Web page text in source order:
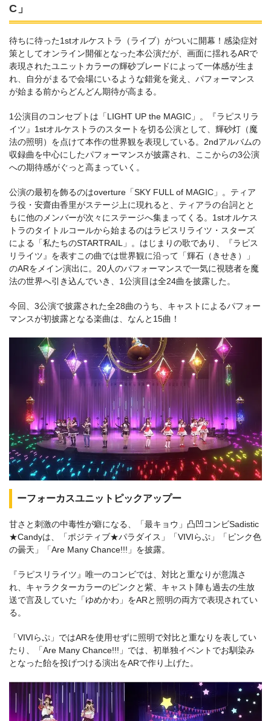
C」
待ちに待った1stオルケストラ（ライブ）がついに開幕！感染症対
策としてオンライン開催となった本公演だが、画面に揺れるARで
表現されたユニットカラーの輝砂ブレードによって一体感が生ま
れ、自分がまるで会場にいるような錯覚を覚え、パフォーマンス
が始まる前からどんどん期待が高まる。
1公演目のコンセプトは「LIGHT UP the MAGIC」。『ラピスリラ
イツ』1stオルケストラのスタートを切る公演として、輝砂灯（魔
法の照明）を点けて本作の世界観を表現している。2ndアルバムの
収録曲を中心にしたパフォーマンスが披露され、ここからの3公演
への期待感がぐっと高まっていく。
公演の最初を飾るのはoverture「SKY FULL of MAGIC」。ティア
ラ役・安齋由香里がステージ上に現れると、ティアラの台詞とと
もに他のメンバーが次々にステージへ集まってくる。1stオルケス
トラのタイトルコールから始まるのはラピスリライツ・スターズ
による「私たちのSTARTRAIL」。はじまりの歌であり、『ラピス
リライツ』を表すこの曲では世界観に沿って「輝石（きせき）」
のARをメイン演出に。20人のパフォーマンスで一気に視聴者を魔
法の世界へ引き込んでいき、1公演目は全24曲を披露した。
今回、3公演で披露された全28曲のうち、キャストによるパフォー
マンスが初披露となる楽曲は、なんと15曲！
ーフォーカスユニットピックアップー
甘さと刺激の中毒性が癖になる、「最キョウ」凸凹コンビSadistic
★Candyは、「ポジティブ★パラダイス」「VIVIらぷ」「ピンク色
の曇天」「Are Many Chance!!!」を披露。
『ラピスリライツ』唯一のコンビでは、対比と重なりが意識さ
れ、キャラクターカラーのピンクと紫、キャスト陣も過去の生放
送で言及していた「ゆめかわ」をARと照明の両方で表現されてい
る。
「VIVIらぷ」ではARを使用せずに照明で対比と重なりを表してい
たり、「Are Many Chance!!!」では、初単独イベントでお馴染み
となった飴を投げつける演出をARで作り上げた。